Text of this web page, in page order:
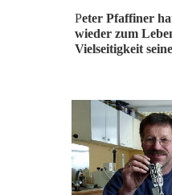
Peter Pfaffiner
wieder zum
Vielseitigkeit